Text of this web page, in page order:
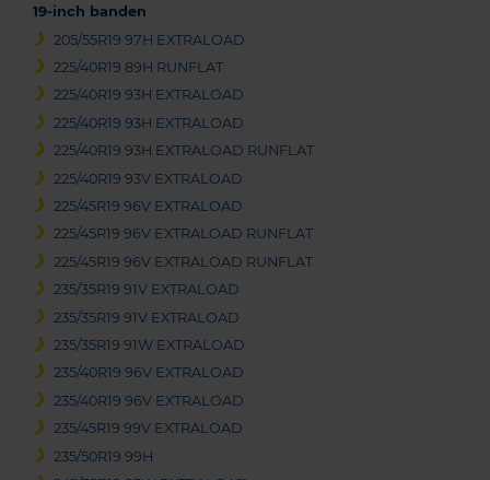
19-inch banden
205/55R19 97H EXTRALOAD
225/40R19 89H RUNFLAT
225/40R19 93H EXTRALOAD
225/40R19 93H EXTRALOAD
225/40R19 93H EXTRALOAD RUNFLAT
225/40R19 93V EXTRALOAD
225/45R19 96V EXTRALOAD
225/45R19 96V EXTRALOAD RUNFLAT
225/45R19 96V EXTRALOAD RUNFLAT
235/35R19 91V EXTRALOAD
235/35R19 91V EXTRALOAD
235/35R19 91W EXTRALOAD
235/40R19 96V EXTRALOAD
235/40R19 96V EXTRALOAD
235/45R19 99V EXTRALOAD
235/50R19 99H